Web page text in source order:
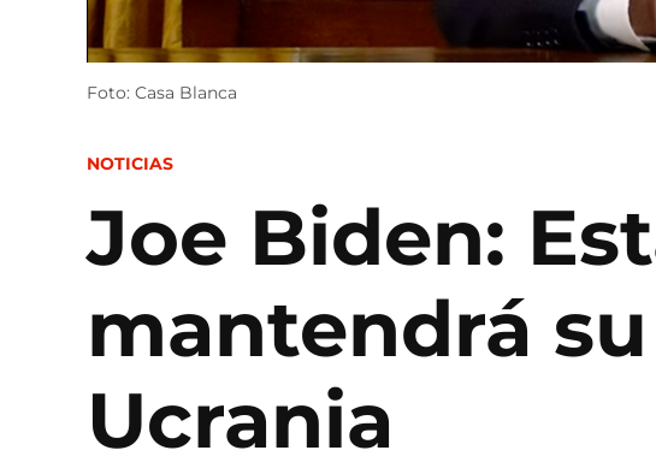
Foto: Casa Blanca
POSTED
NOTICIAS
Joe Biden:
mantendrá
Ucrania